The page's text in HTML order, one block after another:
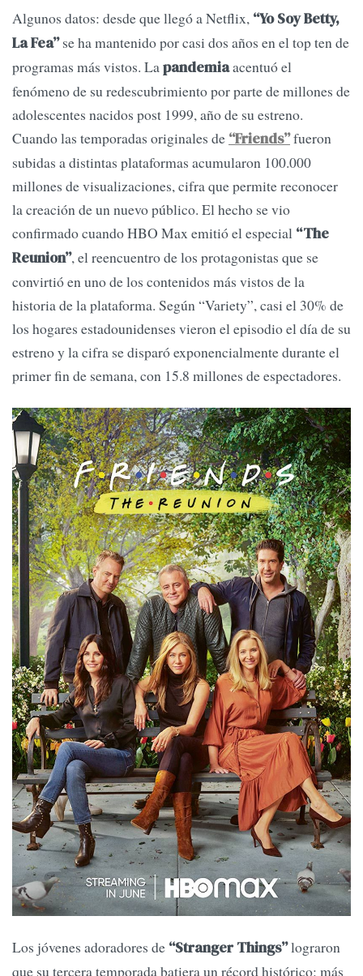
Algunos datos: desde que llegó a Netflix, “Yo Soy Betty,
La Fea”se ha mantenido por casi dos años en el top ten de
programas más vistos. Lapandemiaacentuó el
fenómeno de su redescubrimiento por parte de millones de
adolescentes nacidos post 1999, año de su estreno.
Cuando las temporadas originales de “Friends”fueron
subidas a distintas plataformas acumularon 100.000
millones de visualizaciones, cifra que permite reconocer
la creación de un nuevo público. El hecho se vio
confirmado cuando HBO Max emitió el especial “The
Reunion”, el reencuentro de los protagonistas que se
convirtió en uno de los contenidos más vistos de la
historia de la plataforma. Según “Variety”, casi el 30% de
los hogares estadounidenses vieron el episodio el día de su
estreno y la cifra se disparó exponencialmente durante el
primer fin de semana, con 15.8 millones de espectadores.
Los jóvenes adoradores de “Stranger Things”lograron
que su tercera temporada batiera un récord histórico: más